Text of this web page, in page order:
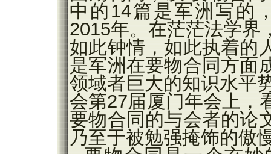
中的14篇是军洲写的
2015年。在茫茫法学界
如此钟情，如此执着的
是军洲在要物合同方面
领域者巨大的知识水平
会第27届厦门年会上，
要物合同的与会者的论
乃至于被勉强掩饰的傲